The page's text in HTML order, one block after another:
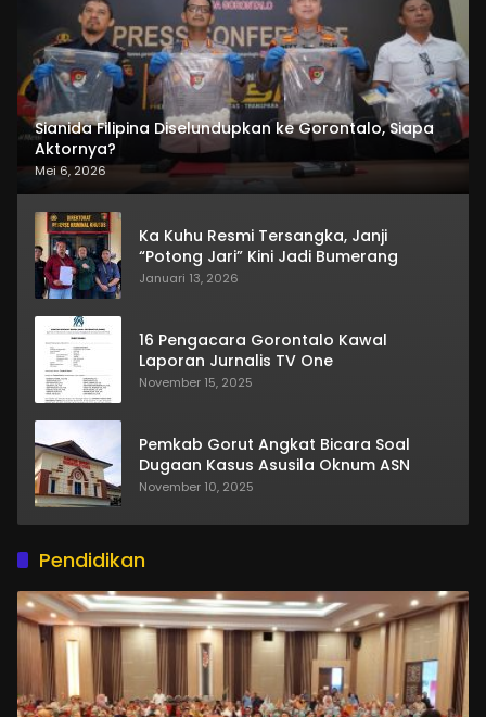
Sianida Filipina Diselundupkan ke Gorontalo, Siapa
Aktornya?
Mei 6, 2026
Ka Kuhu Resmi Tersangka, Janji
“Potong Jari” Kini Jadi Bumerang
Januari 13, 2026
16 Pengacara Gorontalo Kawal
Laporan Jurnalis TV One
November 15, 2025
Pemkab Gorut Angkat Bicara Soal
Dugaan Kasus Asusila Oknum ASN
November 10, 2025
Pendidikan